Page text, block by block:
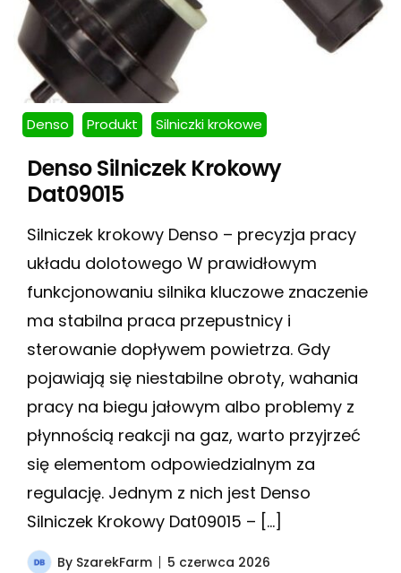
Denso Produkt Silniczki krokowe
Denso Silniczek Krokowy
Dat09015
Silniczek krokowy Denso – precyzja pracy
układu dolotowego W prawidłowym
funkcjonowaniu silnika kluczowe znaczenie
ma stabilna praca przepustnicy i
sterowanie dopływem powietrza. Gdy
pojawiają się niestabilne obroty, wahania
pracy na biegu jałowym albo problemy z
płynnością reakcji na gaz, warto przyjrzeć
się elementom odpowiedzialnym za
regulację. Jednym z nich jest Denso
Silniczek Krokowy Dat09015 – […]
By SzarekFarm 5 czerwca 2026